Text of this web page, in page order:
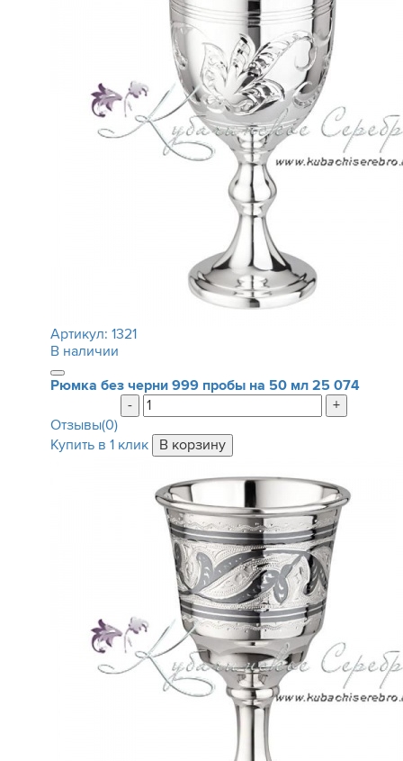
Артикул: 1321
В наличии
Рюмка без черни 999 пробы на 50 мл 25 074
-
+
Отзывы(0)
Купить в 1 клик